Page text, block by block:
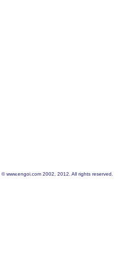
© www.engoi.com 2002, 2012. All rights reserved.